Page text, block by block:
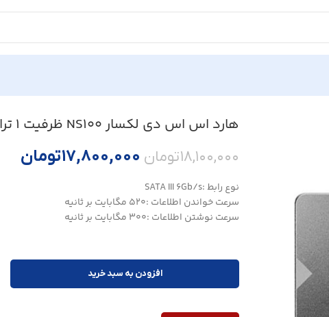
هارد اس اس دی لکسار NS100 ظرفیت 1 ترابایت
۱۸,۱۰۰,۰۰۰تومان ۱۷,۸۰۰,۰۰۰تومان
نوع رابط :SATA III 6Gb/s
سرعت خواندن اطلاعات :۵۲۰ مگابایت بر ثانیه
سرعت نوشتن اطلاعات :۳۰۰ مگابایت بر ثانیه
افزودن به سبد خرید